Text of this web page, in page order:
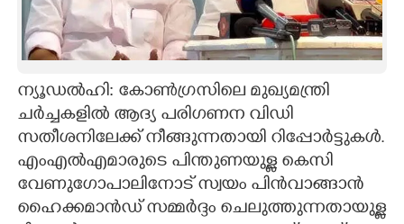
ASTRO
LITERATURE
ZOOM
ന്യൂഡൽഹി: കോൺഗ്രസിലെ മുഖ്യമന്ത്രി
ചർച്ചകളിൽ ആദ്യ പരിഗണന വിഡി
സതീശനിലേക്ക് നീങ്ങുന്നതായി റിപ്പോർട്ടുകൾ.
എംഎൽഎമാരുടെ പിന്തുണയുള്ള കെസി
വേണുഗോപാലിനോട് സ്വയം പിൻവാങ്ങാൻ
ഹൈക്കമാൻഡ് സമ്മർദ്ദം ചെലുത്തുന്നതായുള്ള